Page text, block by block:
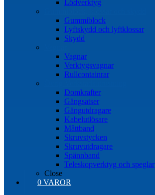
Lödverktyg
Gummiblock
Lyftskydd och lyftklossar
Skydd
Vagnar
Verktygsvagnar
Rullcontainrar
Domkrafter
Gängsatser
Gängutdragare
Kabelutlösare
Måttband
Skruvstycken
Skruvutdragare
Spännband
Teleskopverktyg och speglar
Close
0 VAROR